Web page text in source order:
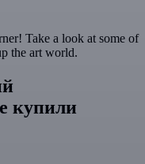
Take a look at some of
the art world.
купили